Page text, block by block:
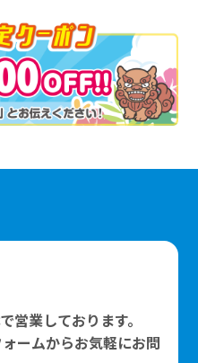
営業しております。
ームからお気軽にお問